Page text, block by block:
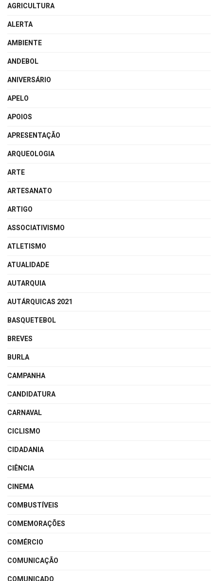
AGRICULTURA
ALERTA
AMBIENTE
ANDEBOL
ANIVERSÁRIO
APELO
APOIOS
APRESENTAÇÃO
ARQUEOLOGIA
ARTE
ARTESANATO
ARTIGO
ASSOCIATIVISMO
ATLETISMO
ATUALIDADE
AUTARQUIA
AUTÁRQUICAS 2021
BASQUETEBOL
BREVES
BURLA
CAMPANHA
CANDIDATURA
CARNAVAL
CICLISMO
CIDADANIA
CIÊNCIA
CINEMA
COMBUSTÍVEIS
COMEMORAÇÕES
COMÉRCIO
COMUNICAÇÃO